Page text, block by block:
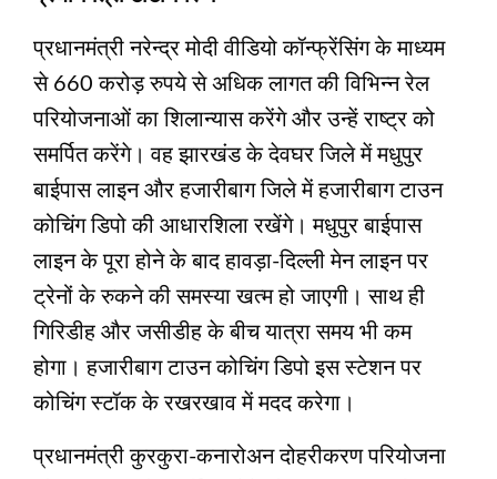
प्रधानमंत्री नरेन्द्र मोदी वीडियो कॉन्फ्रेंसिंग के माध्यम
से 660 करोड़ रुपये से अधिक लागत की विभिन्न रेल
परियोजनाओं का शिलान्यास करेंगे और उन्हें राष्ट्र को
समर्पित करेंगे। वह झारखंड के देवघर जिले में मधुपुर
बाईपास लाइन और हजारीबाग जिले में हजारीबाग टाउन
कोचिंग डिपो की आधारशिला रखेंगे। मधुपुर बाईपास
लाइन के पूरा होने के बाद हावड़ा-दिल्ली मेन लाइन पर
ट्रेनों के रुकने की समस्या खत्म हो जाएगी। साथ ही
गिरिडीह और जसीडीह के बीच यात्रा समय भी कम
होगा। हजारीबाग टाउन कोचिंग डिपो इस स्टेशन पर
कोचिंग स्टॉक के रखरखाव में मदद करेगा।
प्रधानमंत्री कुरकुरा-कनारोअन दोहरीकरण परियोजना